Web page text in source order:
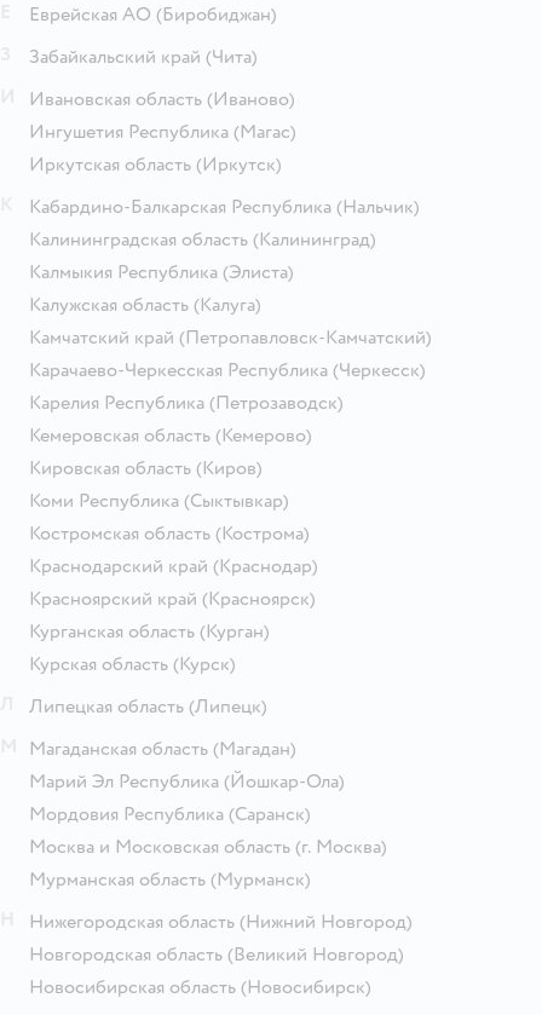
Еврейская АО (Биробиджан)
Забайкальский край (Чита)
Ивановская область (Иваново)
Ингушетия Республика (Магас)
Иркутская область (Иркутск)
Кабардино-Балкарская Республика (Нальчик)
Калининградская область (Калининград)
Калмыкия Республика (Элиста)
Калужская область (Калуга)
Камчатский край (Петропавловск-Камчатский)
Карачаево-Черкесская Республика (Черкесск)
Карелия Республика (Петрозаводск)
Кемеровская область (Кемерово)
Кировская область (Киров)
Коми Республика (Сыктывкар)
Костромская область (Кострома)
Краснодарский край (Краснодар)
Красноярский край (Красноярск)
Курганская область (Курган)
Курская область (Курск)
Липецкая область (Липецк)
Магаданская область (Магадан)
Марий Эл Республика (Йошкар-Ола)
Мордовия Республика (Саранск)
Москва и Московская область (г. Москва)
Мурманская область (Мурманск)
Нижегородская область (Нижний Новгород)
Новгородская область (Великий Новгород)
Новосибирская область (Новосибирск)